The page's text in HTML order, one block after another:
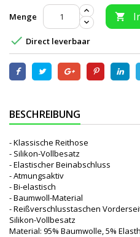
Menge 
 Direct leverbaar
BESCHREIBUNG
- Klassische Reithose
- Silikon-Vollbesatz
- Elastischer Beinabschluss
- Atmungsaktiv
- Bi-elastisch
- Baumwoll-Material
- Reißverschlusstaschen
Silikon-Vollbesatz
Material: 95% Baumwolle, 5%